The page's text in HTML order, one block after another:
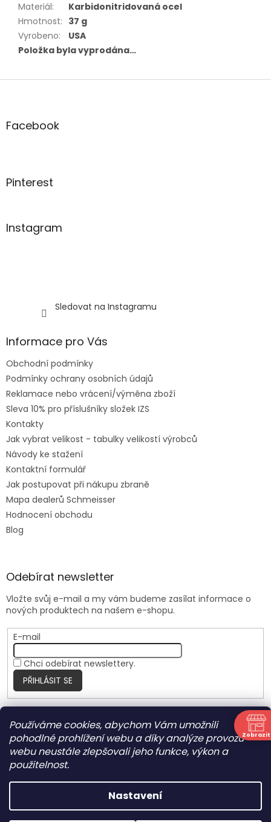
Používáme cookies, abychom Vám umožnili
pohodlné prohlížení webu a díky analýze provozu
webu neustále zlepšovali jeho funkce, výkon a
použitelnost.
Nastavení
Materiál:
Karbidonitridovaná ocel
Hmotnost: 37 g
Vyrobeno:
USA
Položka byla vyprodána…
Z
aFacebook
Pinterest
Instagram
Sledovat na Instagramu
Informace pro Vás
Obchodní podmínky
Podmínky ochrany osobních údajů
Reklamace nebo vrácení/výměna zboží
Sleva 10% pro příslušníky složek IZS
Kontakty
Jak vybrat velikost - tabulky velikostí výrobců
Návody ke stažení
Kontaktní formulář
Jak postupovat při nákupu zbraně
Mapa dealerů Schmeisser
Hodnocení obchodu
Blog
Odebírat newsletter
Vložte svůj e-mail a my vám budeme zasílat informace o
nových produktech na našem e-shopu.
E-mail
Chci odebírat newslettery.
PŘIHLÁSIT SE
Nite Ize Czech
Zobrazit